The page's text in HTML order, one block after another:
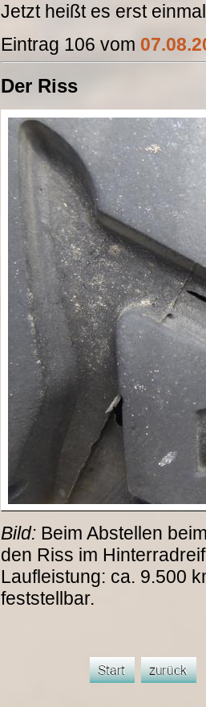
Jetzt heißt es erst
Eintrag 106 vom
Der Riss
Bild: Beim Abstellen
den Riss im
Laufleistung: ca. 9.500
feststellbar.